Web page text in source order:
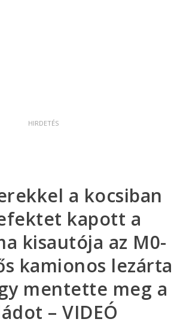
a kocsiban
kapott a
kisautója az M0-
kamionos lezárta
mentette meg a
– VIDEÓ